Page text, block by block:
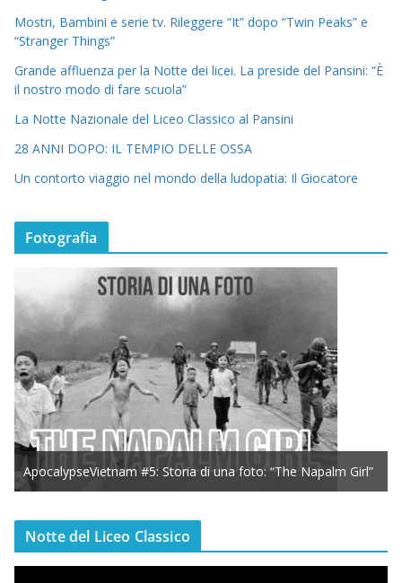
Mostri, Bambini e serie tv. Rileggere “It” dopo “Twin Peaks” e
“Stranger Things”
Grande affluenza per la Notte dei licei. La preside del Pansini: “È
il nostro modo di fare scuola”
La Notte Nazionale del Liceo Classico al Pansini
28 ANNI DOPO: IL TEMPIO DELLE OSSA
Un contorto viaggio nel mondo della ludopatia: Il Giocatore
Fotografia
ApocalypseVietnam #5: Storia di una foto: “The Napalm Girl”
Notte del Liceo Classico